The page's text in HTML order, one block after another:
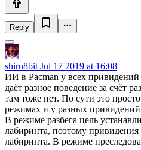
Reply
shiru8bit Jul 17 2019 at 16:08
ИИ в Pacman у всех
даёт разное поведение за счёт
там тоже нет. По сути это
режимах и у разных привидений
В режиме разбега цель
лабиринта, поэтому привидения
лабиринта. В режиме